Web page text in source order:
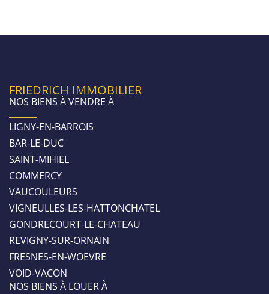
FRIEDRICH IMMOBILIER
NOS BIENS À VENDRE À
LIGNY-EN-BARROIS
BAR-LE-DUC
SAINT-MIHIEL
COMMERCY
VAUCOULEURS
VIGNEULLES-LES-HATTONCHATEL
GONDRECOURT-LE-CHATEAU
REVIGNY-SUR-ORNAIN
FRESNES-EN-WOEVRE
VOID-VACON
NOS BIENS À LOUER À